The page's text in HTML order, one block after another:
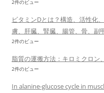
2件のビュー
ビタミンDとは？構造、活性化
膚、肝臓、腎臓、腸管、骨、副
2件のビュー
脂質の運搬方法：キロミクロン
2件のビュー
In alanine-glucose cycle in